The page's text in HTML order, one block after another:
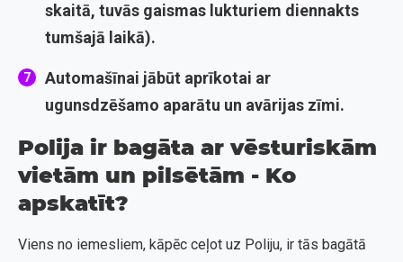
skaitā, tuvās gaismas lukturiem diennakts
tumšajā laikā).
Automašīnai jābūt aprīkotai ar
ugunsdzēšamo aparātu un avārijas zīmi.
Polija ir bagāta ar vēsturiskām
vietām un pilsētām - Ko
apskatīt?
Viens no iemesliem, kāpēc ceļot uz Poliju, ir tās bagātā